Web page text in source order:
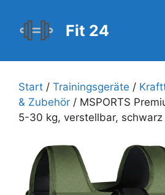
Inhalt
springen
Fit 24
Start / Trainingsgeräte /
& Zubehör / MSPORTS
5-30 kg, verstellbar, schwarz